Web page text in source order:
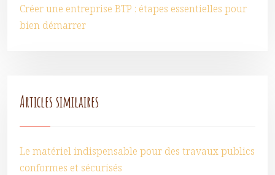
Créer une entreprise BTP : étapes essentielles pour
bien démarrer
Articles similaires
Le matériel indispensable pour des travaux publics
conformes et sécurisés